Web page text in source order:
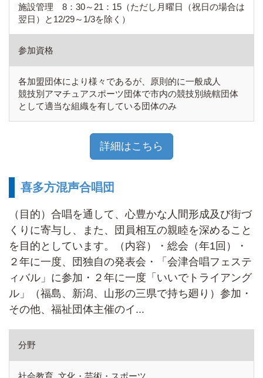
施設管理 8：30～21：15（ただし月曜日（祝日の場合は
翌日）と12/29～1/3を除く）
参加資格
各加盟団体により様々であるが、原則的に一般成人
競技別アマチュアスポーツ団体で市内の競技別統轄団体
として適当な組織を有している団体のみ
詳細はこちら
喜多方混声合唱団
（目的）合唱を通して、心豊かな人間形成及び街づ
くりに寄与し、また、団員相互の親睦を深めること
を目的としています。（内容）・総会（年1回）・
２年に一度、団独自の発表会・「会津合唱フェステ
ィバル」に参加・２年に一度「いいでトライアング
ル」（福島、新潟、山形の三県で持ち廻り）参加・
その他、福祉団体主催のイ...
分野
社会教育, 文化・芸術・スポーツ